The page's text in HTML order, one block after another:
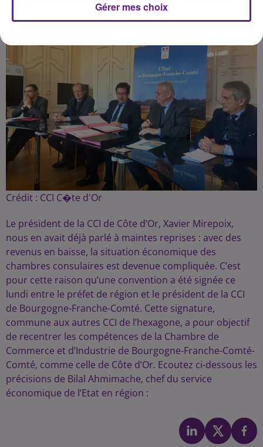
Crédit : CCI C�te d'Or
Le président de la CCI de Côte d’Or, Xavier Mirepoix,
nous en avait déjà parlé à maintes reprises : avec des
revenus en baisse, la situation économique des
chambres consulaires est devenue compliquée. C’est
pour cette raison qu’une convention a été signée ce
lundi entre le préfet de région et le président de la CCI
de Bourgogne-Franche-Comté. Cette signature,
commune aux autres CCI de l’hexagone, a pour objectif
de recentrer les compétences de la Chambre de
Commerce et d’Industrie de Bourgogne-Franche-Comté-
Comté, comme celle de Côte d’Or. Ecoutez ci-dessous les
précisions de Bilal Ahmimache, chef du service
économique de l’Etat en région :
Gérer mes choix